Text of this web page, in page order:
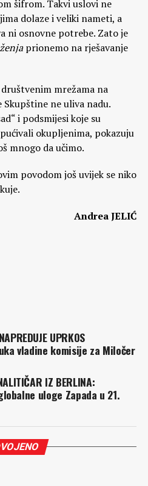
šifrom. Takvi uslovi ne
dolaze i veliki nameti, a
ni osnovne potrebe. Zato je
prionemo na rješavanje
mrežama na
ne uliva nadu.
i podsmijesi koje su
okupljenima, pokazuju
mnogo da učimo.
povodom još uvijek se niko
Andrea JELIĆ
UPRKOS
vladine komisije za Miločer
IZ BERLINA:
uloge Zapada u 21.